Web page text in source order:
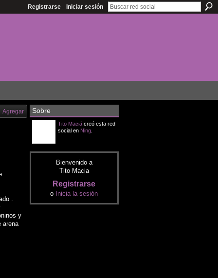
Registrarse Iniciar sesión
Agregar
.
y
arena
Sobre
Tito Maciácreó esta red
social en Ning.
Bienvenido a
Tito Macia
Registrarse
o Inicia la sesión